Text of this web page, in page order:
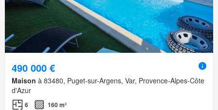
490 000 €
Maison à 83480, Puget-sur-Argens, Var, Provence-Alpes-Côte
d'Azur
6 160 m²